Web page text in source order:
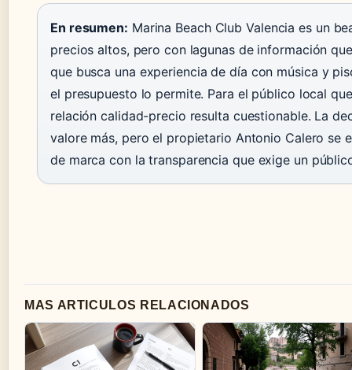
En resumen: Marina Beach Club Valencia es un
precios altos, pero con lagunas de información
que busca una experiencia de día con música y
el presupuesto lo permite. Para el público local
relación calidad-precio resulta cuestionable. La
valore más, pero el propietario Antonio Calero se
de marca con la transparencia que exige un
MAS ARTICULOS RELACIONADOS